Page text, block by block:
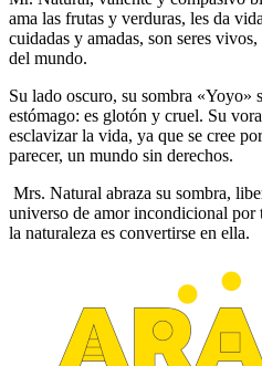
ama las frutas y verduras, les da
cuidadas y amadas, son seres
del mundo.
Su lado oscuro, su sombra «Yoyo»
estómago: es glotón y cruel. Su
esclavizar la vida, ya que se cree
parecer, un mundo sin derechos.
Mrs. Natural abraza su sombra,
universo de amor incondicional por
la naturaleza es convertirse en ella.